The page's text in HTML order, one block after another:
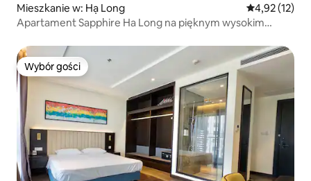
Mieszkanie w: Hạ Long Średnia
4,92 (12)
Apartament Sapphire Ha Long na pięknym wysokim
Wybór gości
Wybór gości